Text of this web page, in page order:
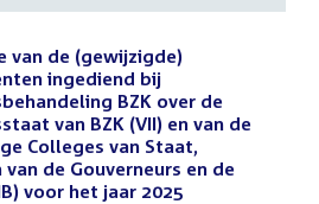
van de (gewijzigde)
ingediend bij
BZK over de
van BZK (VII) en van de
Colleges van Staat,
de Gouverneurs en de
voor het jaar 2025